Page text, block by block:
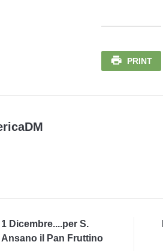
PRINT
1 Dicembre....per S.
Ansano il Pan Fruttino